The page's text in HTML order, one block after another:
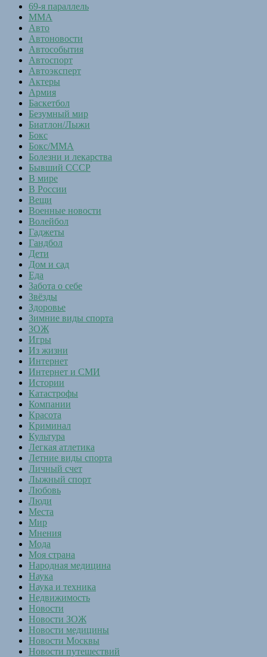
69-я параллель
MMA
Авто
Автоновости
Автособытия
Автоспорт
Автоэксперт
Актеры
Армия
Баскетбол
Безумный мир
Биатлон/Лыжи
Бокс
Бокс/MMA
Болезни и лекарства
Бывший СССР
В мире
В России
Вещи
Военные новости
Волейбол
Гаджеты
Гандбол
Дети
Дом и сад
Еда
Забота о себе
Звёзды
Здоровье
Зимние виды спорта
ЗОЖ
Игры
Из жизни
Интернет
Интернет и СМИ
Истории
Катастрофы
Компании
Красота
Криминал
Культура
Легкая атлетика
Летние виды спорта
Личный счет
Лыжный спорт
Любовь
Люди
Места
Мир
Мнения
Мода
Моя страна
Народная медицина
Наука
Наука и техника
Недвижимость
Новости
Новости ЗОЖ
Новости медицины
Новости Москвы
Новости путешествий